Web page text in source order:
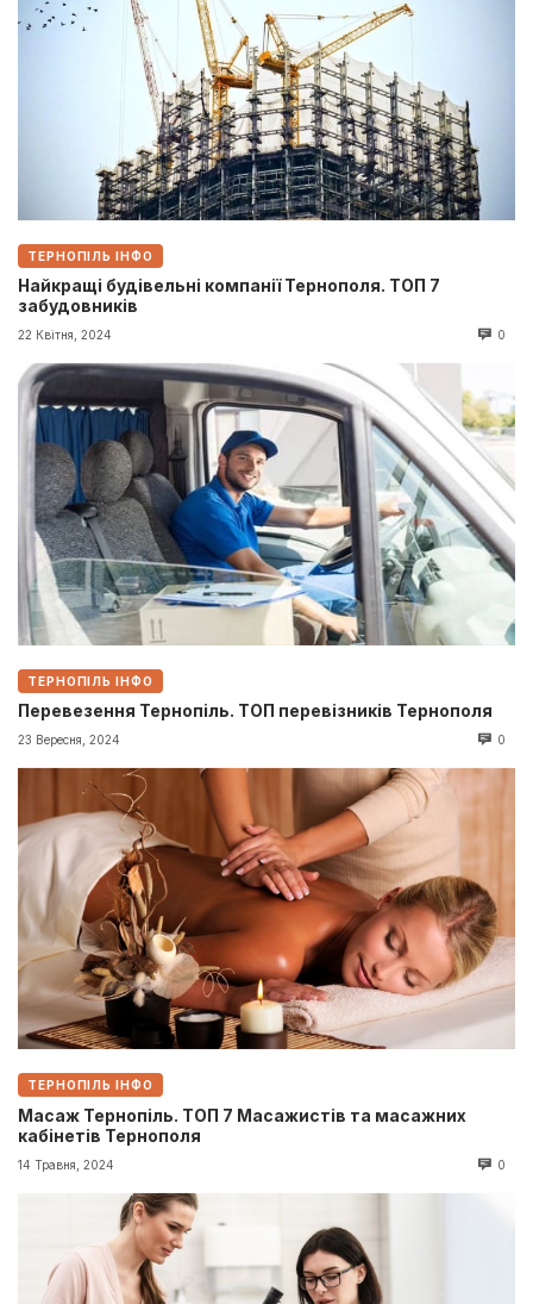
ТЕРНОПІЛЬ ІНФО
Найкращі будівельні компанії Тернополя. ТОП 7
забудовників
22 Квітня, 2024 0
ТЕРНОПІЛЬ ІНФО
Перевезення Тернопіль. ТОП перевізників Тернополя
23 Вересня, 2024 0
ТЕРНОПІЛЬ ІНФО
Масаж Тернопіль. ТОП 7 Масажистів та масажних
кабінетів Тернополя
14 Травня, 2024 0